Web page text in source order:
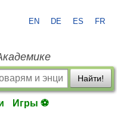
EN DE ES FR
Найти!
Игры ⚽